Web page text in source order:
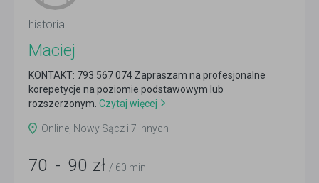
historia
Maciej
KONTAKT: 793 567 074 Zapraszam na profesjonalne
korepetycje na poziomie podstawowym lub
rozszerzonym. Czytaj więcej
Online, Nowy Sącz i 7 innych
70 - 90 zł / 60 min